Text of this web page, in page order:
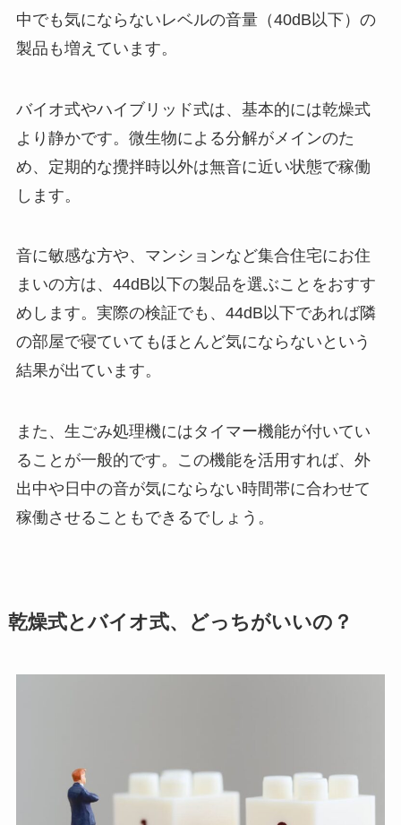
中でも気にならないレベルの音量（40dB以下）の
製品も増えています。
バイオ式やハイブリッド式は、基本的には乾燥式
より静かです。微生物による分解がメインのた
め、定期的な攪拌時以外は無音に近い状態で稼働
します。
音に敏感な方や、マンションなど集合住宅にお住
まいの方は、44dB以下の製品を選ぶことをおすす
めします。実際の検証でも、44dB以下であれば隣
の部屋で寝ていてもほとんど気にならないという
結果が出ています。
また、生ごみ処理機にはタイマー機能が付いてい
ることが一般的です。この機能を活用すれば、外
出中や日中の音が気にならない時間帯に合わせて
稼働させることもできるでしょう。
乾燥式とバイオ式、どっちがいいの？